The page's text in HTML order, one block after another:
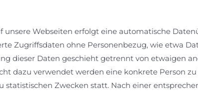
unsere Webseiten erfolgt eine automatische
Zugriffsdaten ohne Personenbezug, wie etwa
dieser Daten geschieht getrennt von etwaigen
dazu verwendet werden eine konkrete Person
statistischen Zwecken statt. Nach einer